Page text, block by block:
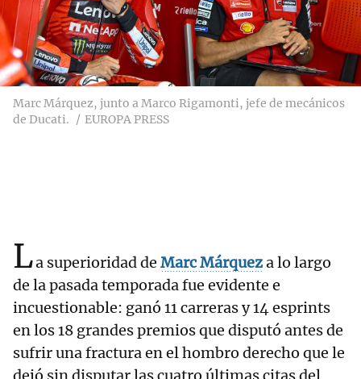
Marc Márquez, junto a Marco Rigamonti, jefe de mecánicos
de Ducati.
EUROPA PRESS
La superioridad de Marc Márqueza lo largo
de la pasada temporada fue evidente e
incuestionable: ganó 11 carreras y 14 esprints
en los 18 grandes premios que disputó antes de
sufrir una fractura en el hombro derecho que le